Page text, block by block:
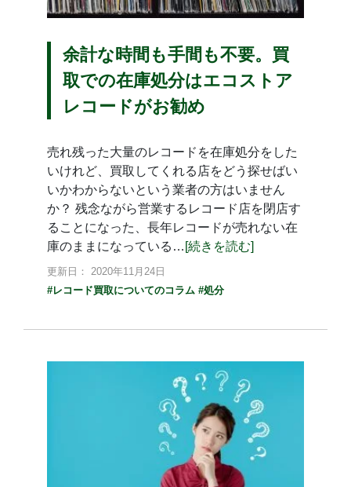
余計な時間も手間も不要。買
取での在庫処分はエコストア
レコードがお勧め
売れ残った大量のレコードを在庫処分をした
いけれど、買取してくれる店をどう探せばい
いかわからないという業者の方はいません
か？ 残念ながら営業するレコード店を閉店す
ることになった、長年レコードが売れない在
庫のままになっている… [続きを読む]
更新日： 2020年11月24日
#レコード買取についてのコラム #処分